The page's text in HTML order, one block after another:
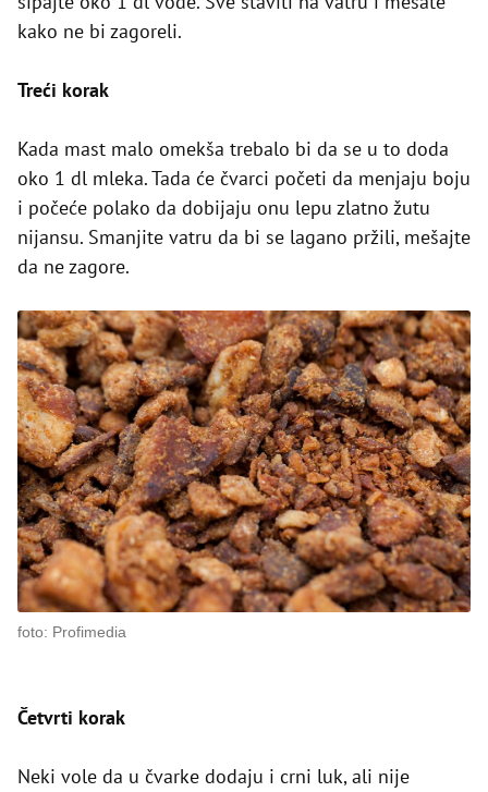
kako ne bi zagoreli.
Treći korak
Kada mast malo omekša trebalo bi da se u to doda
oko 1 dl mleka. Tada će čvarci početi da menjaju boju
i počeće polako da dobijaju onu lepu zlatno žutu
nijansu. Smanjite vatru da bi se lagano pržili, mešajte
da ne zagore.
foto: Profimedia
Četvrti korak
Neki vole da u čvarke dodaju i crni luk, ali nije